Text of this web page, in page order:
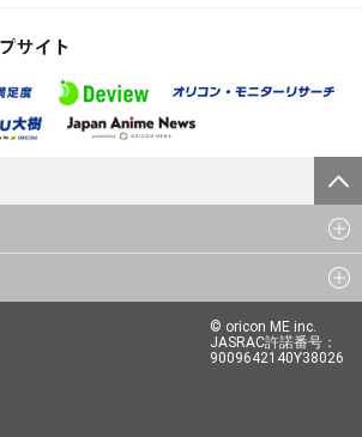
© oricon ME inc.
JASRAC許諾番号：
9009642140Y38026